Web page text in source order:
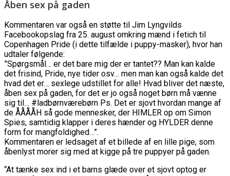
Åben sex på gaden
Kommentaren var også en støtte til Jim Lyngvilds
Facebookopslag fra 25. august omkring mænd i fetich til
Copenhagen Pride (i dette tilfælde i puppy-masker), hvor han
udtaler følgende:
”Spørgsmål… er det bare mig der er tantet?? Man kan kalde
det frisind, Pride, nye tider osv… men man kan også kalde det
hvad det er… sexlege udstillet for alle! Hvad bliver det næste,
åben sex på gaden, for det er jo også noget børn må vænne
sig til… #ladbørnværebørn Ps. Det er sjovt hvordan mange af
de ÅÅÅÅH så gode mennesker, der HIMLER op om Simon
Spies, samtidig klapper i deres hænder og HYLDER denne
form for mangfoldighed…”.
Kommentaren er ledsaget af et billede af en lille pige, som
åbenlyst morer sig med at kigge på tre puppyer på gaden.
“At tænke sex ind i et barns glæde over et sjovt optog er